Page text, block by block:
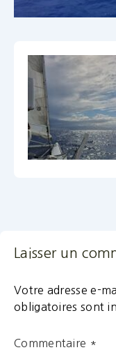
Laisser un
Votre adresse e-
obligatoires sont
Commentaire *